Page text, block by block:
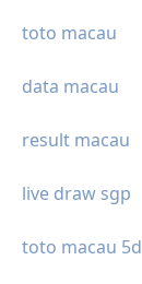
toto macau
data macau
result macau
live draw sgp
toto macau 5d